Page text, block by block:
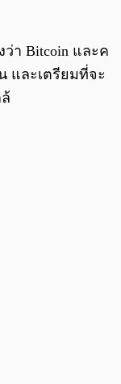
า Bitcoin และค
และเตรียมที่จะ